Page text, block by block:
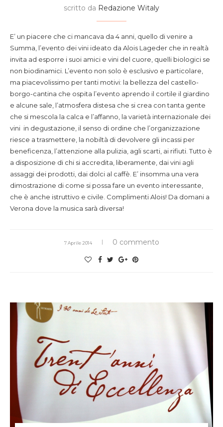
scritto da Redazione Witaly
E’ un piacere che ci mancava da 4 anni, quello di venire a
Summa, l’evento dei vini ideato da Alois Lageder che in realtà
invita ad esporre i suoi amici e vini del cuore, quelli biologici se
non biodinamici. L’evento non solo è esclusivo e particolare,
ma piacevolissimo per tanti motivi: la bellezza del castello-
borgo-cantina che ospita l’evento aprendo il cortile il giardino
e alcune sale, l’atmosfera distesa che si crea con tanta gente
che si mescola la calca e l’affanno, la varietà internazionale dei
vini in degustazione, il senso di ordine che l’organizzazione
riesce a trasmettere, la nobiltà di devolvere gli incassi per
beneficenza, l’attenzione alla pulizia, agli scarti, ai rifiuti. Tutto è
a disposizione di chi si accredita, liberamente, dai vini agli
assaggi dei prodotti, dai dolci al caffè. E’ insomma una vera
dimostrazione di come si possa fare un evento interessante,
che è anche istruttivo e civile. Complimenti Alois! Da domani a
Verona dove la musica sarà diversa!
7 Aprile 2014 0 commento